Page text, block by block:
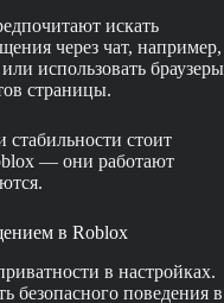
искать
через чат, например,
использовать браузеры
страницы.
стабильности стоит
— они работают
в Roblox
в настройках.
безопасного поведения в